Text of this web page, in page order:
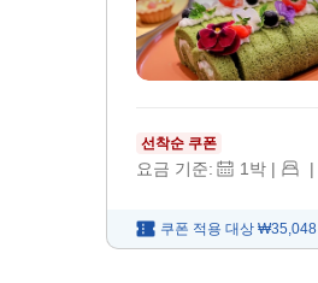
선착순 쿠폰
요금 기준: 1박 | |
쿠폰 적용 대상 ₩35,048